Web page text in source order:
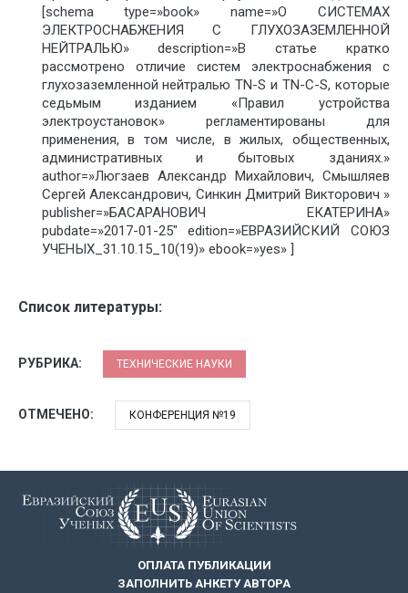
[schema type=»book» name=»О СИСТЕМАХ
ЭЛЕКТРОСНАБЖЕНИЯ С ГЛУХОЗАЗЕМЛЕННОЙ
НЕЙТРАЛЬЮ» description=»В статье кратко
рассмотрено отличие систем электроснабжения с
глухозаземленной нейтралью TN-S и TN-C-S, которые
седьмым изданием «Правил устройства
электроустановок» регламентированы для
применения, в том числе, в жилых, общественных,
административных и бытовых зданиях.»
author=»Люгзаев Александр Михайлович, Смышляев
Сергей Александрович, Синкин Дмитрий Викторович »
publisher=»БАСАРАНОВИЧ ЕКАТЕРИНА»
pubdate=»2017-01-25″ edition=»ЕВРАЗИЙСКИЙ СОЮЗ
УЧЕНЫХ_31.10.15_10(19)» ebook=»yes» ]
Список литературы:
РУБРИКА: ТЕХНИЧЕСКИЕ НАУКИ
ОТМЕЧЕНО: КОНФЕРЕНЦИЯ №19
ОПЛАТА ПУБЛИКАЦИИ
ЗАПОЛНИТЬ АНКЕТУ АВТОРА